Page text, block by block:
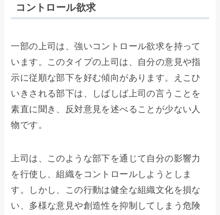
コントロール欲求
一部の上司は、強いコントロール欲求を持って
います。このタイプの上司は、自分の意見や指
示に従順な部下を好む傾向があります。えこひ
いきされる部下は、しばしば上司の言うことを
素直に聞き、反対意見を述べることが少ない人
物です。
上司は、このような部下を通じて自分の影響力
を行使し、組織をコントロールしようとしま
す。しかし、この行動は健全な組織文化を損な
い、多様な意見や創造性を抑制してしまう危険